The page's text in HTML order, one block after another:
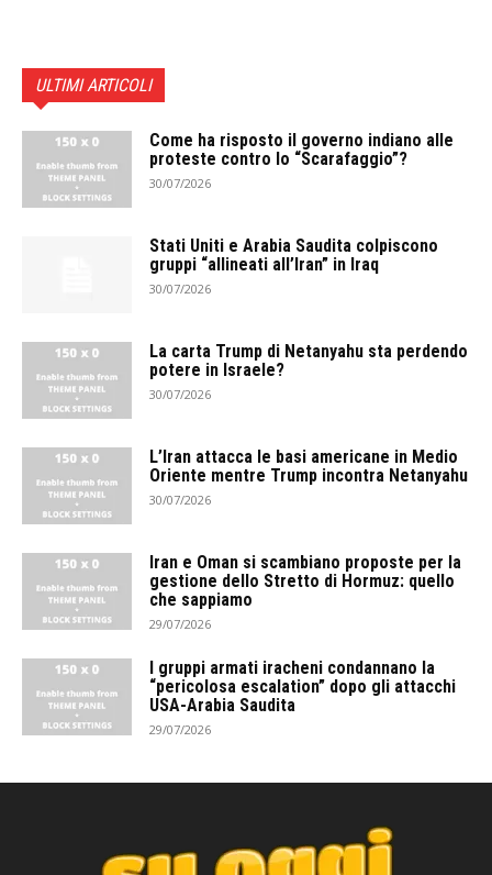
ULTIMI ARTICOLI
Come ha risposto il governo indiano alle
proteste contro lo “Scarafaggio”?
30/07/2026
Stati Uniti e Arabia Saudita colpiscono
gruppi “allineati all’Iran” in Iraq
30/07/2026
La carta Trump di Netanyahu sta perdendo
potere in Israele?
30/07/2026
L’Iran attacca le basi americane in Medio
Oriente mentre Trump incontra Netanyahu
30/07/2026
Iran e Oman si scambiano proposte per la
gestione dello Stretto di Hormuz: quello
che sappiamo
29/07/2026
I gruppi armati iracheni condannano la
“pericolosa escalation” dopo gli attacchi
USA-Arabia Saudita
29/07/2026